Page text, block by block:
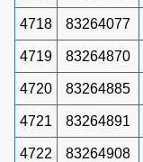
4718 83264077
4719 83264870
4720 83264885
4721 83264891
4722 83264908